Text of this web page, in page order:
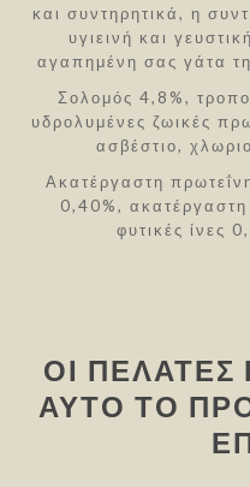
και συντηρητικά, η
υγιεινή και
αγαπημένη σας γάτα
Σολομός 4,8%,
υδρολυμένες ζωικές
ασβέστιο,
Ακατέργαστη
0,40%,
φυτικές ίνες
ΟΙ
ΑΥΤΌ ΤΟ